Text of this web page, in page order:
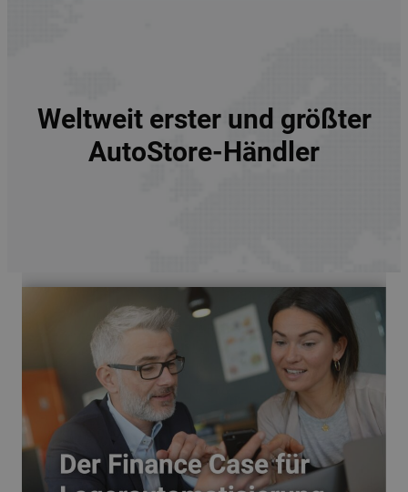
Weltweit erster und größter
AutoStore-Händler